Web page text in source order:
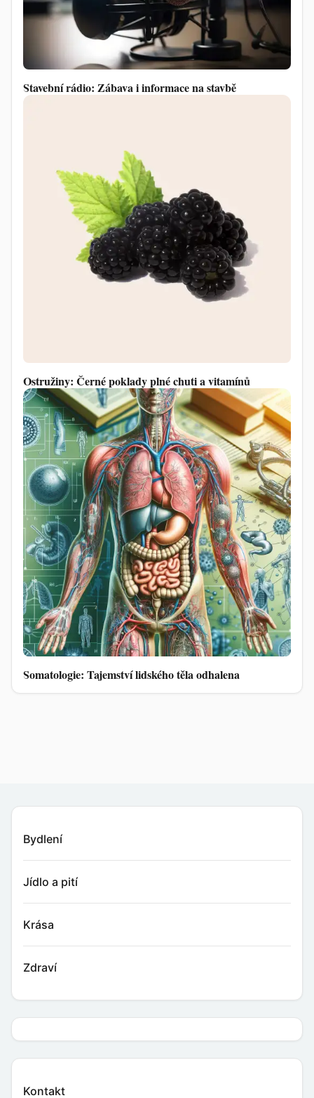
Stavební rádio: Zábava i informace na stavbě
Ostružiny: Černé poklady plné chuti a vitamínů
Somatologie: Tajemství lidského těla odhalena
Bydlení
Jídlo a pití
Krása
Zdraví
Kontakt